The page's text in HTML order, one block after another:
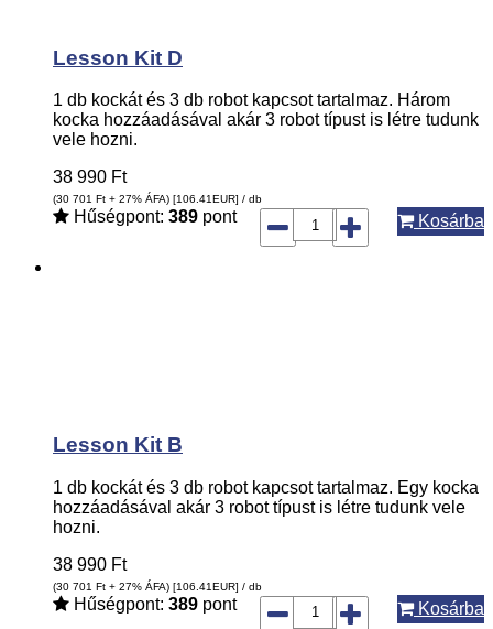
Lesson Kit D
1 db kockát és 3 db robot kapcsot tartalmaz. Három
kocka hozzáadásával akár 3 robot típust is létre tudunk
vele hozni.
38 990 Ft
(30 701 Ft + 27% ÁFA) [106.41EUR] / db
Hűségpont: 389 pont Kosárba
Lesson Kit B
1 db kockát és 3 db robot kapcsot tartalmaz. Egy kocka
hozzáadásával akár 3 robot típust is létre tudunk vele
hozni.
38 990 Ft
(30 701 Ft + 27% ÁFA) [106.41EUR] / db
Hűségpont: 389 pont Kosárba